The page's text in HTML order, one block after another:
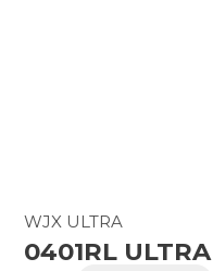
WJX ULTRA
0401RL ULTRA